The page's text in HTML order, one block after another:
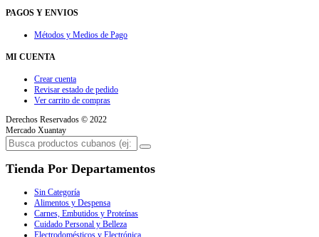
PAGOS Y ENVIOS
Métodos y Medios de Pago
MI CUENTA
Crear cuenta
Revisar estado de pedido
Ver carrito de compras
Derechos Reservados © 2022
Mercado Xuantay
Tienda Por Departamentos
Sin Categoría
Alimentos y Despensa
Carnes, Embutidos y Proteínas
Cuidado Personal y Belleza
Electrodomésticos y Electrónica